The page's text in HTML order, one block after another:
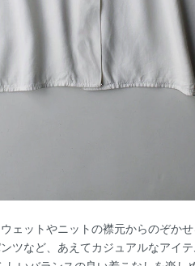
ェットやニットの襟元からのぞか
ツなど、あえてカジュアルなアイ